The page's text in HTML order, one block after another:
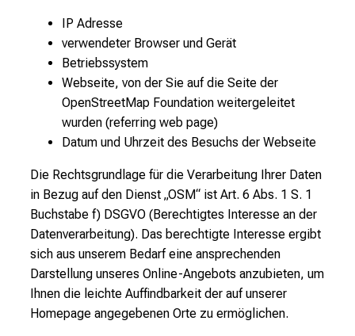
IP Adresse
verwendeter Browser und Gerät
Betriebssystem
Webseite, von der Sie auf die Seite der
OpenStreetMap Foundation weitergeleitet
wurden (referring web page)
Datum und Uhrzeit des Besuchs der Webseite
Die Rechtsgrundlage für die Verarbeitung Ihrer Daten
in Bezug auf den Dienst „OSM“ ist Art. 6 Abs. 1 S. 1
Buchstabe f) DSGVO (Berechtigtes Interesse an der
Datenverarbeitung). Das berechtigte Interesse ergibt
sich aus unserem Bedarf eine ansprechenden
Darstellung unseres Online-Angebots anzubieten, um
Ihnen die leichte Auffindbarkeit der auf unserer
Homepage angegebenen Orte zu ermöglichen.